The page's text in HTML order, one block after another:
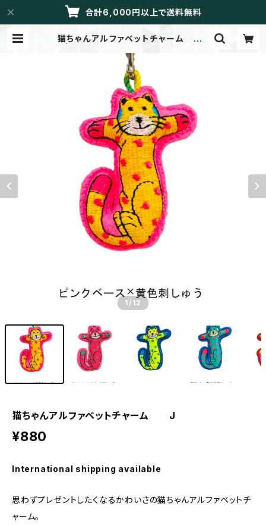
合計6,000円以上で送料無料
猫ちゃんアルファベットチャーム J
1 /12
猫ちゃんアルファベットチャーム J
¥880
International shipping available
思わずプレゼントしたくなるかわいさの猫ちゃんアルファベットチ
ャーム。